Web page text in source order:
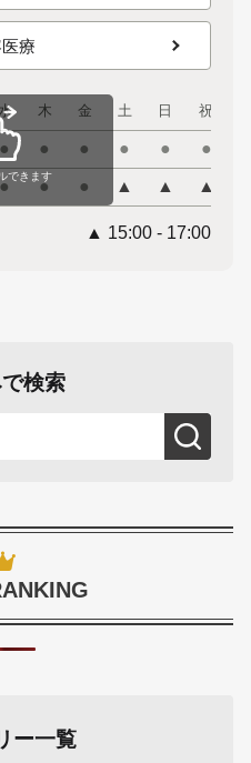
療
木 金 土 日 祝
● ● ● ● ● ●
● ● ● ▲ ▲ ▲
できます
▲ 15:00 - 17:00
検索
ー一覧